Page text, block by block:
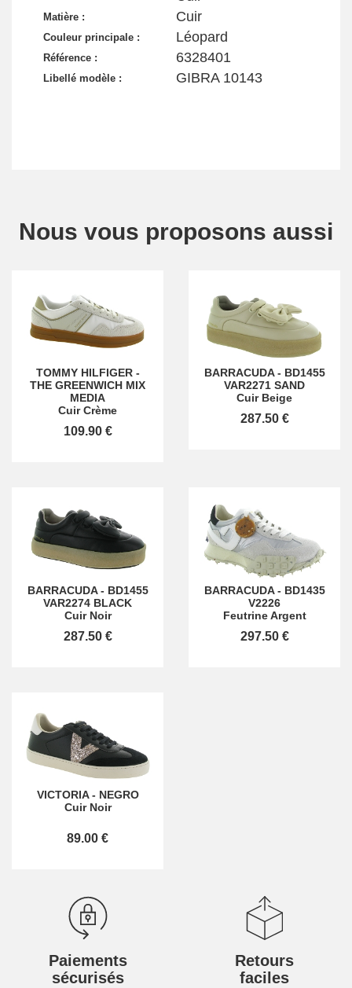
Matière : Cuir
Couleur principale : Léopard
Référence : 6328401
Libellé modèle : GIBRA 10143
Nous vous proposons aussi
TOMMY HILFIGER-
THE GREENWICH MIX
MEDIA
Cuir Crème
109.90 €
BARRACUDA- BD1455
VAR2271 SAND
Cuir Beige
287.50 €
BARRACUDA- BD1455
VAR2274 BLACK
Cuir Noir
287.50 €
BARRACUDA- BD1435
V2226
Feutrine Argent
297.50 €
VICTORIA- NEGRO
Cuir Noir
89.00 €
Paiements
sécurisés
Retours
faciles